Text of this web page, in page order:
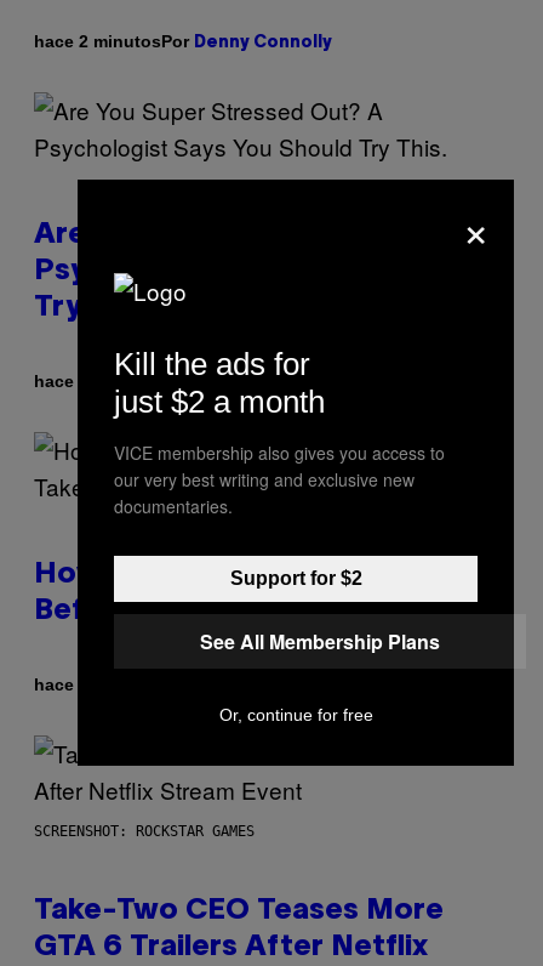
hace 2 minutosPor Denny Connolly
Are You Super Stressed Out? A
Psychologist Says You Should
Try This.
hace 31 minutosPor
How to Deal With August Blues
Before Fall Takes Over
hace 35 minutos
SCREENSHOT: ROCKSTAR GAMES
Take-Two CEO Teases More
GTA 6 Trailers After Netflix
×
Kill the ads for
just $2 a month
VICE membership also gives you access to
our very best writing and exclusive new
documentaries.
Support for $2
See All Membership Plans
Or, continue for free